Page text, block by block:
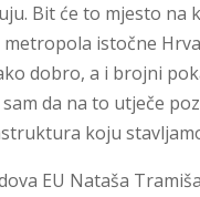
Bit će to mjesto na
istočne
dobro, a i brojni
da na to utječe
koju
EU Nataša